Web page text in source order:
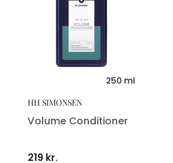
250 ml
HH SIMONSEN
Volume Conditioner
219 kr.